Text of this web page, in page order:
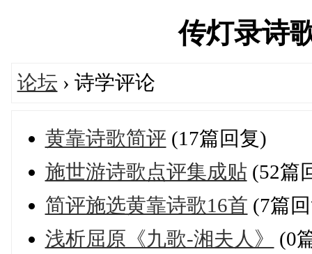
传灯录诗
论坛 › 诗学评论
黄靠诗歌简评 (17篇回复)
施世游诗歌点评集成贴 (52篇
简评施选黄靠诗歌16首 (7篇
浅析屈原《九歌-湘夫人》
(0